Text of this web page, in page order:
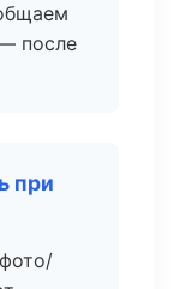
после
при